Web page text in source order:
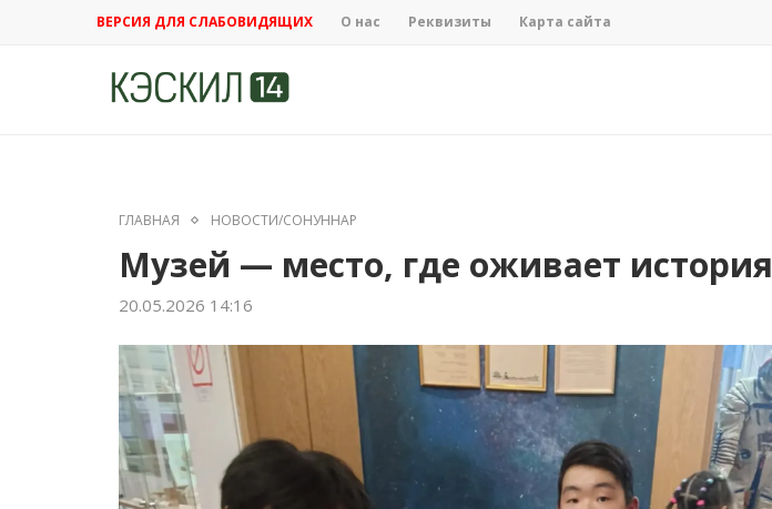
ВЕРСИЯ ДЛЯ СЛАБОВИДЯЩИХ О нас Реквизиты Карта сайта
ГЛАВНАЯ НОВОСТИ/СОНУННАР
Музей — место, где оживает история
20.05.2026 14:16